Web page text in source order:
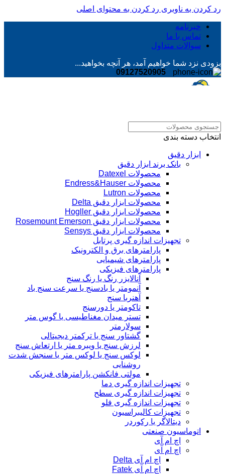
رد کردن به ناوبری رد کردن به محتوای اصلی
خبرنامه
تماس با ما
سوالات متداول
بزودی نزد شما خواهیم آمد، هر آنچه بخواهید...
09127520905
انتخاب دسته بندی
ابزار دقیق
بانک برند ابزار دقیق
محصولات Datexel
محصولات Endress&Hauser
محصولات Lutron
محصولات ابزار دقیق Delta
محصولات ابزار دقیق Hogller
محصولات ابزار دقیق Rosemount Emerson
محصولات ابزار دقیق Sensys
تجهیزات اندازه گیری پرتابل
پارامترهای برق و الکترونیک
پارامترهای شیمیایی
پارامترهای فیزیکی
آنالایزر رنگ یا رنگ سنج
آنمومتر یا بادسنج یا سرعت سنج باد
آهنربا سنج
تاکومتر یا دورسنج
تستر میدان مغناطیسی یا گوس متر
سولارمتر
گشتاور سنج یا ترکمتر دیجیتالی
لرزش سنج یا ویبره متر یا ارتعاش سنج
لوکس سنج یا لوکس متر یا سنجش شدت
روشنایی
مولتی فانکشن پارامترهای فیزیکی
تجهیزات اندازه گیری دما
تجهیزات اندازه گیری سطح
تجهیزات اندازه گیری فلو
تجهیزات کالیبراسیون
دیتالاگر یا رکوردر
اتوماسیون صنعتی
اچ ام آی
اچ ام آی
اچ ام آی Delta
اچ ام آی Fatek